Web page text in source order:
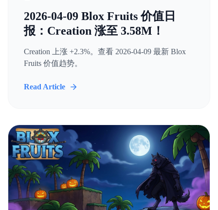
2026-04-09 Blox Fruits 价值日
报：Creation 涨至 3.58M！
Creation 上涨 +2.3%。查看 2026-04-09 最新 Blox
Fruits 价值趋势。
Read Article